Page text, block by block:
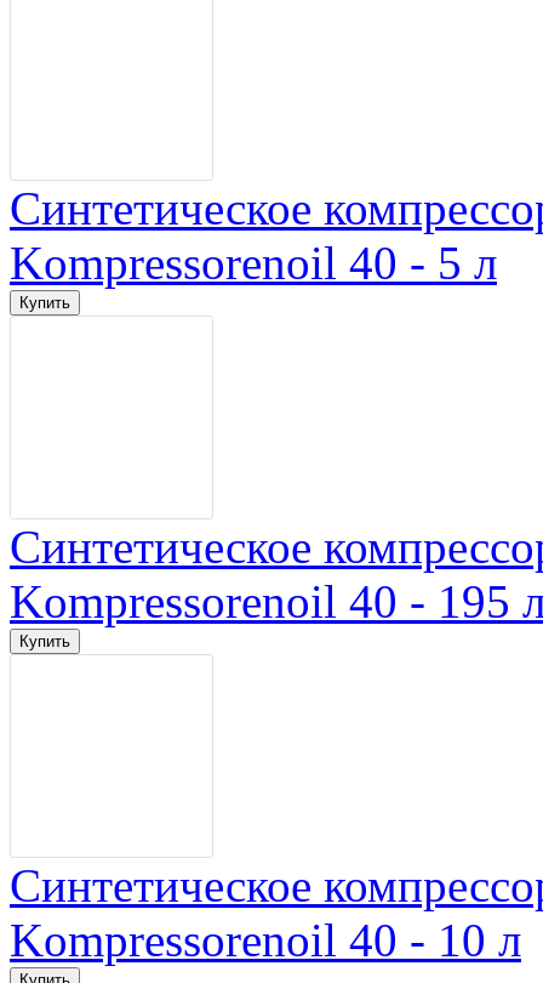
Синтетическое
Kompressorenoil 40 - 5 л
Синтетическое
Kompressorenoil 40 - 195
Синтетическое
Kompressorenoil 40 - 10 л